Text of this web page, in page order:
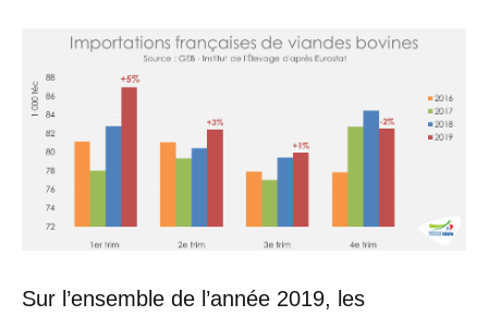
Sur l’ensemble de l’année 2019, les